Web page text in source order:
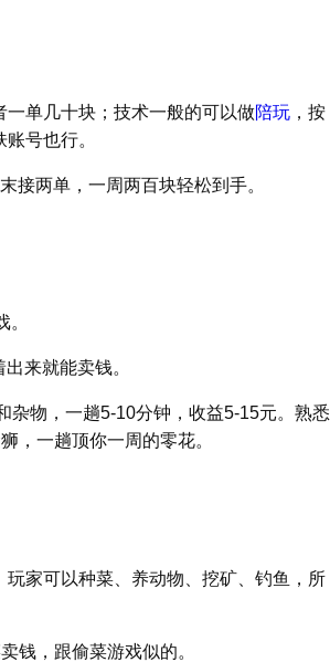
单几十块；技术一般的可以做陪玩 ，按
号也行。
接两单，一周两百块轻松到手。
来就能卖钱。
杂物，一趟5-10分钟，收益5-15元。熟悉
，一趟顶你一周的零花。
家可以种菜、养动物、挖矿、钓鱼，所
钱，跟偷菜游戏似的。